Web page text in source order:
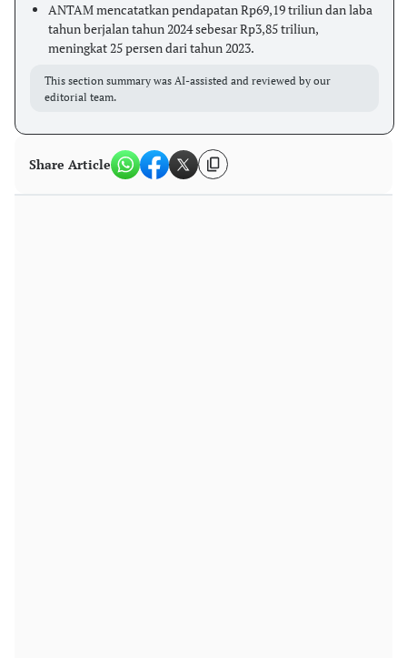
ANTAM mencatatkan pendapatan Rp69,19 triliun dan laba
tahun berjalan tahun 2024 sebesar Rp3,85 triliun,
meningkat 25 persen dari tahun 2023.
This section summary was AI-assisted and reviewed by our
editorial team.
Share Article